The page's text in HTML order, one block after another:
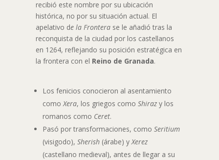
recibió este nombre por su ubicación
histórica, no por su situación actual. El
apelativo de la Fronterase le añadió tras la
reconquista de la ciudad por los castellanos
en 1264, reflejando su posición estratégica en
la frontera con el Reino de Granada.
Los fenicios conocieron al asentamiento
comoXera, los griegos como Shirazy los
romanos como Ceret.
Pasó por transformaciones, como Seritium
(visigodo), Sherish(árabe) yXerez
(castellano medieval), antes de llegar a su